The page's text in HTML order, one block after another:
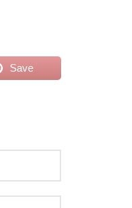
Save